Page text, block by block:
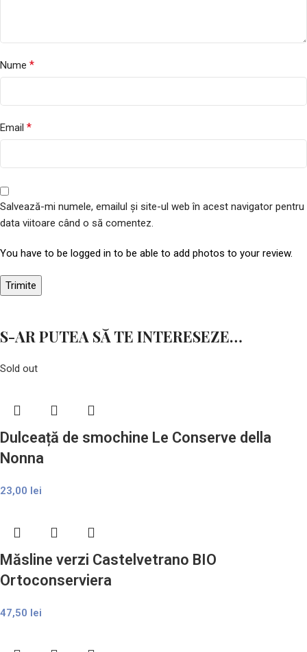
Nume *
Email *
Salvează-mi numele, emailul și site-ul web în acest navigator pentru
data viitoare când o să comentez.
You have to be logged in to be able to add photos to your review.
S-AR PUTEA SĂ TE INTERESEZE…
Sold out
Dulceață de smochine Le Conserve della
Nonna
23,00 lei
Măsline verzi Castelvetrano BIO
Ortoconserviera
47,50 lei